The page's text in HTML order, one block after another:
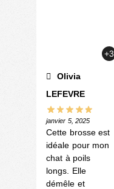
+3
Olivia
LEFEVRE
janvier 5, 2025
Cette brosse est
idéale pour mon
chat à poils
longs. Elle
démêle et